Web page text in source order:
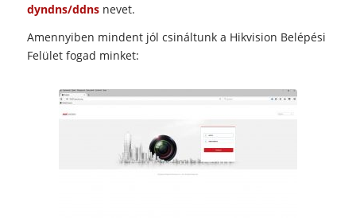
dyndns/ddnsnevet.
Amennyiben mindent jól csináltunk a Hikvision Belépési
Felület fogad minket: